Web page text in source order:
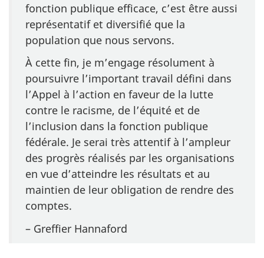
fonction publique efficace, c’est être aussi
représentatif et diversifié que la
population que nous servons.
À cette fin, je m’engage résolument à
poursuivre l’important travail défini dans
l’Appel à l’action en faveur de la lutte
contre le racisme, de l’équité et de
l’inclusion dans la fonction publique
fédérale. Je serai très attentif à l’ampleur
des progrès réalisés par les organisations
en vue d’atteindre les résultats et au
maintien de leur obligation de rendre des
comptes.
– Greffier Hannaford